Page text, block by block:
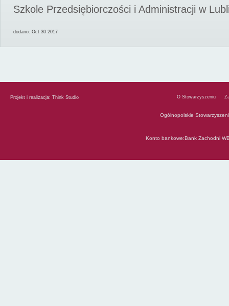
Szkole Przedsiębiorczości i Administracji w
dodano: Oct 30 2017
Projekt i realizacja: Think Studio O Stowarzyszeniu
Ogólnopolskie
Konto bankowe:Bank Zachodni